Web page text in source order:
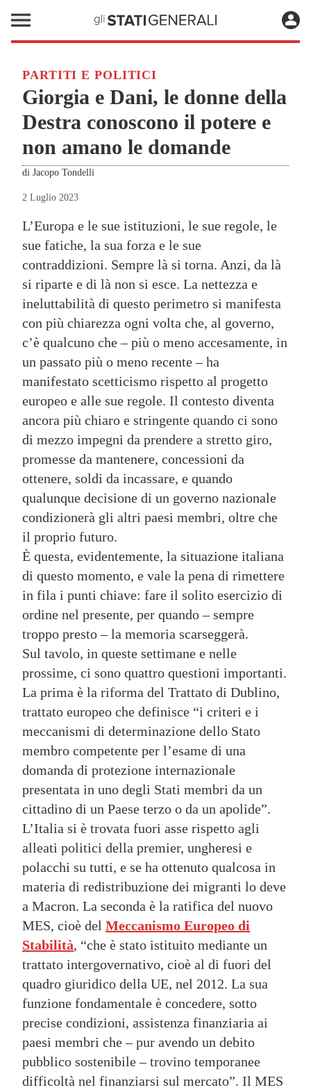
PARTITI E POLITICI
Giorgia e Dani, le donne della
Destra conoscono il potere e
non amano le domande
di Jacopo Tondelli
2 Luglio 2023
L’Europa e le sue istituzioni, le sue regole, le
sue fatiche, la sua forza e le sue
contraddizioni. Sempre là si torna. Anzi, da là
si riparte e di là non si esce. La nettezza e
ineluttabilità di questo perimetro si manifesta
con più chiarezza ogni volta che, al governo,
c’è qualcuno che – più o meno accesamente, in
un passato più o meno recente – ha
manifestato scetticismo rispetto al progetto
europeo e alle sue regole. Il contesto diventa
ancora più chiaro e stringente quando ci sono
di mezzo impegni da prendere a stretto giro,
promesse da mantenere, concessioni da
ottenere, soldi da incassare, e quando
qualunque decisione di un governo nazionale
condizionerà gli altri paesi membri, oltre che
il proprio futuro.
È questa, evidentemente, la situazione italiana
di questo momento, e vale la pena di rimettere
in fila i punti chiave: fare il solito esercizio di
ordine nel presente, per quando – sempre
troppo presto – la memoria scarseggerà.
Sul tavolo, in queste settimane e nelle
prossime, ci sono quattro questioni importanti.
La prima è la riforma del Trattato di Dublino,
trattato europeo che definisce “i criteri e i
meccanismi di determinazione dello Stato
membro competente per l’esame di una
domanda di protezione internazionale
presentata in uno degli Stati membri da un
cittadino di un Paese terzo o da un apolide”.
L’Italia si è trovata fuori asse rispetto agli
alleati politici della premier, ungheresi e
polacchi su tutti, e se ha ottenuto qualcosa in
materia di redistribuzione dei migranti lo deve
a Macron. La seconda è la ratifica del nuovo
MES, cioè del Meccanismo Europeo di
Stabilità, “che è stato istituito mediante un
trattato intergovernativo, cioè al di fuori del
quadro giuridico della UE, nel 2012. La sua
funzione fondamentale è concedere, sotto
precise condizioni, assistenza finanziaria ai
paesi membri che – pur avendo un debito
pubblico sostenibile – trovino temporanee
difficoltà nel finanziarsi sul mercato”. Il MES